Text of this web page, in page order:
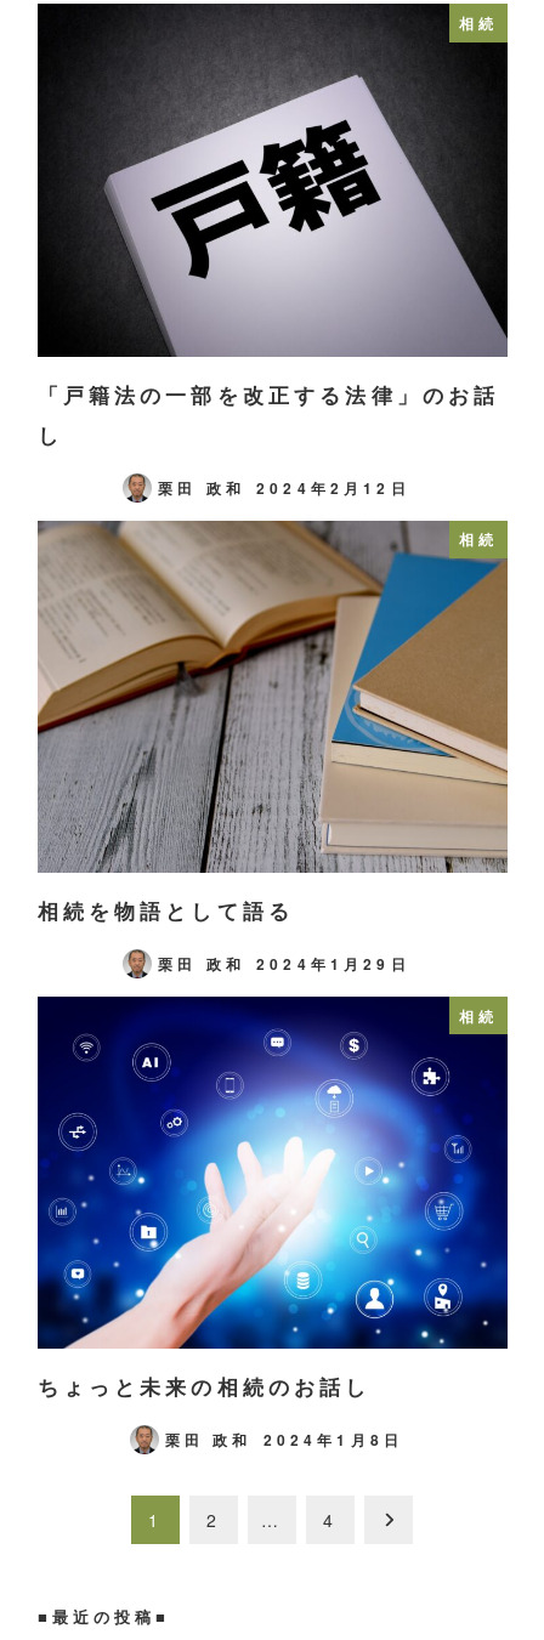
相続
「戸籍法の一部を改正する法律」のお話
し
栗田 政和 2024年2月12日
相続
相続を物語として語る
栗田 政和 2024年1月29日
相続
ちょっと未来の相続のお話し
栗田 政和 2024年1月8日
の
1 2 … 4
■最近の投稿■